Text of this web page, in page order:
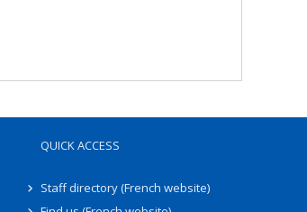
QUICK ACCESS
Staff directory (French website)